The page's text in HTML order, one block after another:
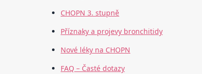
CHOPN 3. stupně
Příznaky a projevy bronchitidy
Nové léky na CHOPN
FAQ – Časté dotazy